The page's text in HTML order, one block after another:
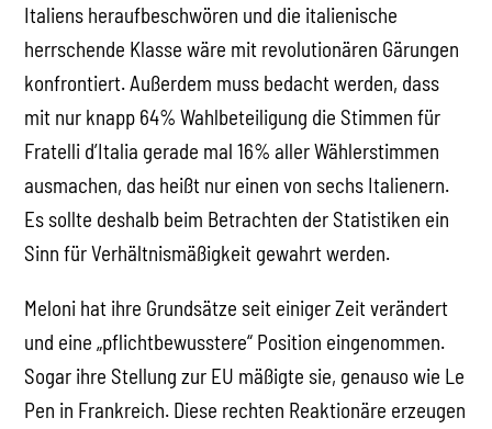
Italiens heraufbeschwören und die italienische
herrschende Klasse wäre mit revolutionären Gärungen
konfrontiert. Außerdem muss bedacht werden, dass
mit nur knapp 64% Wahlbeteiligung die Stimmen für
Fratelli d’Italia gerade mal 16% aller Wählerstimmen
ausmachen, das heißt nur einen von sechs Italienern.
Es sollte deshalb beim Betrachten der Statistiken ein
Sinn für Verhältnismäßigkeit gewahrt werden.
Meloni hat ihre Grundsätze seit einiger Zeit verändert
und eine „pflichtbewusstere“ Position eingenommen.
Sogar ihre Stellung zur EU mäßigte sie, genauso wie Le
Pen in Frankreich. Diese rechten Reaktionäre erzeugen